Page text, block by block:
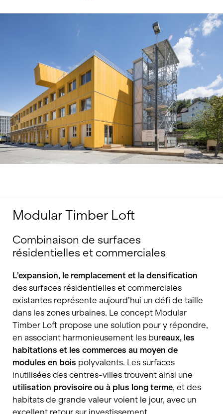
Modular Timber Loft
Combinaison de surfaces
résidentielles et commerciales
L’expansion, le remplacement et la densification
des surfaces résidentielles et commerciales
existantes représente aujourd’hui un défi de taille
dans les zones urbaines. Le concept Modular
Timber Loft propose une solution pour y répondre,
en associant harmonieusement les bureaux, les
habitations et les commerces au moyen de
modules en bois polyvalents. Les surfaces
inutilisées des centres-villes trouvent ainsi une
utilisation provisoire ou à plus long terme, et des
habitats de grande valeur voient le jour, avec un
excellent retour sur investissement.